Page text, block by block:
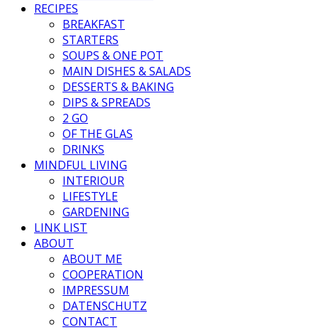
RECIPES
BREAKFAST
STARTERS
SOUPS & ONE POT
MAIN DISHES & SALADS
DESSERTS & BAKING
DIPS & SPREADS
2 GO
OF THE GLAS
DRINKS
MINDFUL LIVING
INTERIOUR
LIFESTYLE
GARDENING
LINK LIST
ABOUT
ABOUT ME
COOPERATION
IMPRESSUM
DATENSCHUTZ
CONTACT